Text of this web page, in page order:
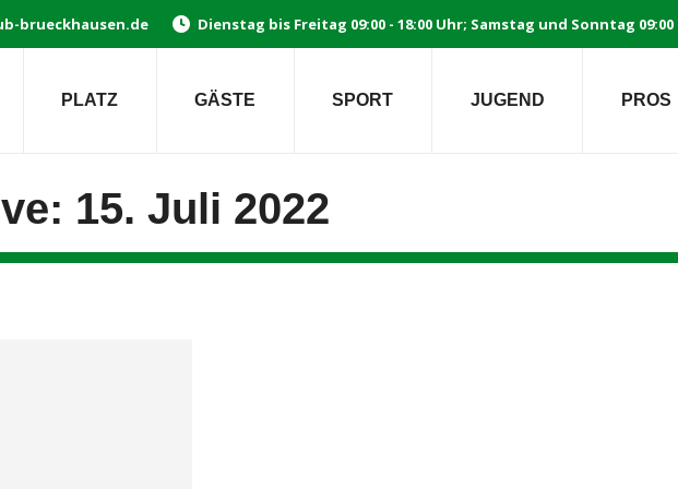
brueckhausen.de Dienstag bis Freitag 09:00 - 18:00 Uhr; Samstag und Sonntag
PLATZ GÄSTE SPORT JUGEND PROS
15. Juli 2022